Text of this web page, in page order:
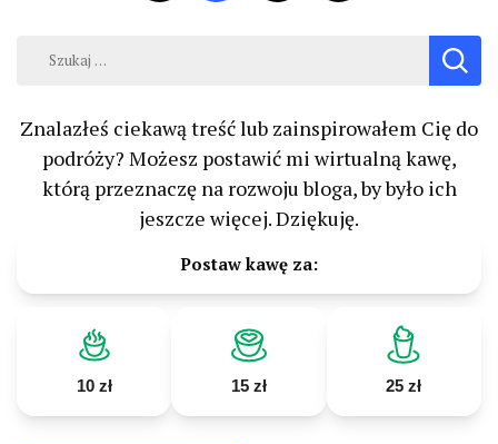
Szukaj:
Znalazłeś ciekawą treść lub zainspirowałem Cię do
podróży? Możesz postawić mi wirtualną kawę,
którą przeznaczę na rozwoju bloga, by było ich
jeszcze więcej. Dziękuję.
Postaw kawę za:
10 zł 15 zł 25 zł